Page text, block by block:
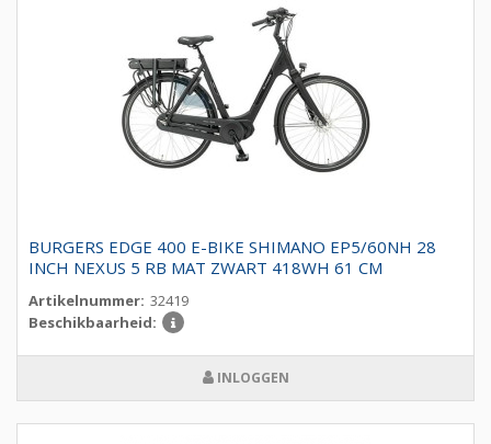
BURGERS EDGE 400 E-BIKE SHIMANO EP5/60NH 28
INCH NEXUS 5 RB MAT ZWART 418WH 61 CM
Artikelnummer: 32419
Beschikbaarheid:
INLOGGEN